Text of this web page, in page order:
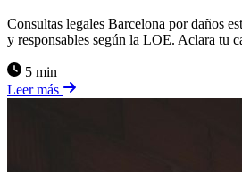
Consultas legales Barcelona por daños
y responsables según la LOE. Aclara tu
5 min
Leer más